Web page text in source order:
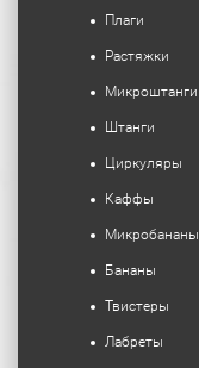
Плаги
Растяжки
Микроштанги
Штанги
Циркуляры
Каффы
Микробананы
Бананы
Твистеры
Лабреты